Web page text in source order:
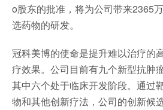
o股东的批准，将为公司带来2365
选药物的研发。
冠科美博的使命是提升难以治疗的
疗效果。公司目前有九个新型抗肿
其中六个处于临床开发阶段。通过
物和其他创新疗法，公司的创新候